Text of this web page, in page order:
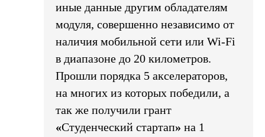
иные данные другим обладателям
модуля, совершенно независимо от
наличия мобильной сети или Wi-Fi
в диапазоне до 20 километров.
Прошли порядка 5 акселераторов,
на многих из которых победили, а
так же получили грант
«Студенческий стартап» на 1